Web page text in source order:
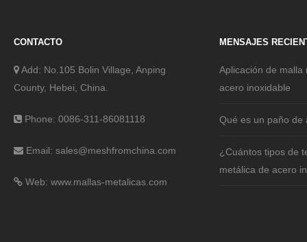
CONTACTO
Add: No.105 Bolin Village, Anping
County, Hebei, China.
Phone: 0086-311-86081118
Email: sales@meshfromchina.com
Web: www.mallas-metalicas.com
MENSAJES
Aplicación de malla
acero inoxidable
Qué es un paño de
¿Cuántos tipos de
metálica de acero